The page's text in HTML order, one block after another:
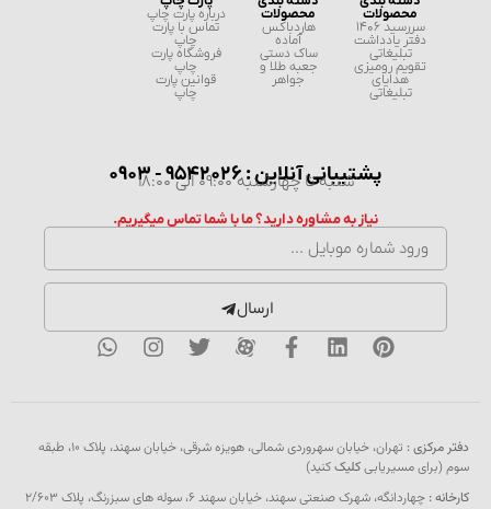
محصولات
سررسید 1406
دفتر یادداشت
تبلیغاتی
تقویم رومیزی
هدایای
تبلیغاتی
محصولات
هاردباکس
آماده
ساک دستی
جعبه طلا و
جواهر
درباره پارت چاپ
تماس با پارت
چاپ
فروشگاه پارت
چاپ
قوانین پارت
چاپ
پشتیبانی آنلاین : 9542026 - 0903
شنبه تا چهارشنبه 09:00 الی 18:00
نیاز به مشاوره دارید؟ ما با شما تماس میگیریم.
ارسال
دفتر مرکزی :
تهران، خیابان سهروردی شمالی، هویزه شرقی، خیابان سهند، پلاک ۱۰، طبقه
سوم (برای مسیریابیکلیککنید)
کارخانه :
چهاردانگه، شهرک صنعتی سهند، خیابان سهند 6، سوله های سبزرنگ، پلاک 2/603